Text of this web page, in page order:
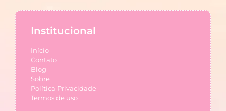
Institucional
Início
Contato
Blog
Sobre
Política Privacidade
Termos de uso